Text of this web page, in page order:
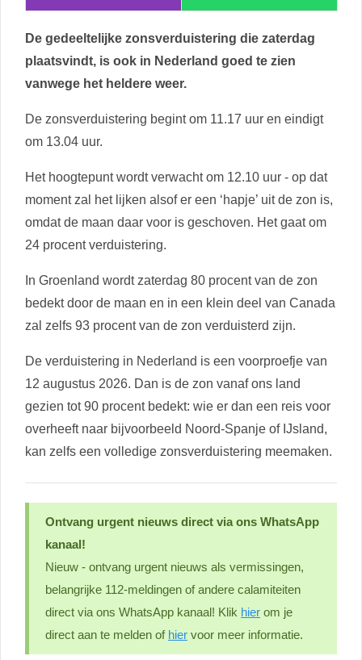
De gedeeltelijke zonsverduistering die zaterdag
plaatsvindt, is ook in Nederland goed te zien
vanwege het heldere weer.
De zonsverduistering begint om 11.17 uur en eindigt
om 13.04 uur.
Het hoogtepunt wordt verwacht om 12.10 uur - op dat
moment zal het lijken alsof er een ‘hapje’ uit de zon is,
omdat de maan daar voor is geschoven. Het gaat om
24 procent verduistering.
In Groenland wordt zaterdag 80 procent van de zon
bedekt door de maan en in een klein deel van Canada
zal zelfs 93 procent van de zon verduisterd zijn.
De verduistering in Nederland is een voorproefje van
12 augustus 2026. Dan is de zon vanaf ons land
gezien tot 90 procent bedekt: wie er dan een reis voor
overheeft naar bijvoorbeeld Noord-Spanje of IJsland,
kan zelfs een volledige zonsverduistering meemaken.
Ontvang urgent nieuws direct via ons WhatsApp
kanaal!
Nieuw - ontvang urgent nieuws als vermissingen,
belangrijke 112-meldingen of andere calamiteiten
direct via ons WhatsApp kanaal! Klik hier om je
direct aan te melden of hier voor meer informatie.